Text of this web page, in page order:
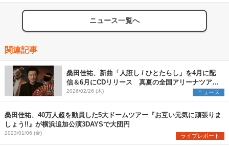
ニュース一覧へ
関連記事
桑田佳祐、新曲「人誑し / ひとたらし」を4月に配
信＆6月にCDリリース 真夏の全国アリーナツアー
の開催が決定
2026/02/26 (木) ニュース
桑田佳祐、40万人超を動員した5大ドームツアー『お互い元気に頑張りま
しょう!!』が横浜追加公演3DAYSで大団円
2023/01/06 (金) ライブレポート